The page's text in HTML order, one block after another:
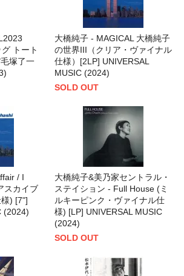
トート
塚了一
大橋純子 - MAGICAL 大橋純子
の世界III（クリア・ヴァイナル
仕様）[2LP] UNIVERSAL
MUSIC (2024)
SOLD OUT
/ I
スカイブ
) [7"]
(2024)
大橋純子&美乃家セントラル・
ステイション - Full House (ミ
ルキーピンク・ヴァイナル仕
様) [LP] UNIVERSAL MUSIC
(2024)
SOLD OUT